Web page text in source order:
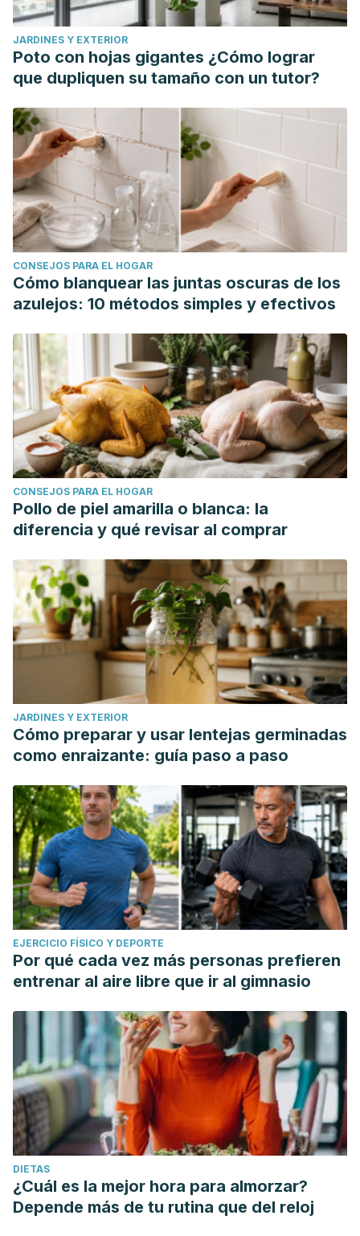
JARDINES Y EXTERIOR
Poto con hojas gigantes ¿Cómo lograr
que dupliquen su tamaño con un tutor?
CONSEJOS PARA EL HOGAR
Cómo blanquear las juntas oscuras de los
azulejos: 10 métodos simples y efectivos
CONSEJOS PARA EL HOGAR
Pollo de piel amarilla o blanca: la
diferencia y qué revisar al comprar
JARDINES Y EXTERIOR
Cómo preparar y usar lentejas germinadas
como enraizante: guía paso a paso
EJERCICIO FÍSICO Y DEPORTE
Por qué cada vez más personas prefieren
entrenar al aire libre que ir al gimnasio
DIETAS
¿Cuál es la mejor hora para almorzar?
Depende más de tu rutina que del reloj